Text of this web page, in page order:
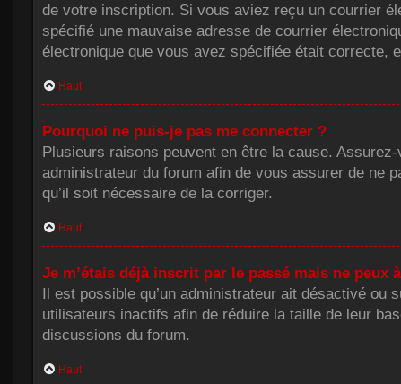
de votre inscription. Si vous aviez reçu un courrier
spécifié une mauvaise adresse de courrier
électronique que vous avez spécifiée était correcte,
Haut
Pourquoi ne puis-je pas me connecter ?
Plusieurs raisons peuvent en être la cause.
administrateur du forum afin de vous assurer de ne
qu’il soit nécessaire de la corriger.
Haut
Je m’étais déjà inscrit par le passé mais ne peux
Il est possible qu’un administrateur ait désactivé ou
utilisateurs inactifs afin de réduire la taille de leur
discussions du forum.
Haut